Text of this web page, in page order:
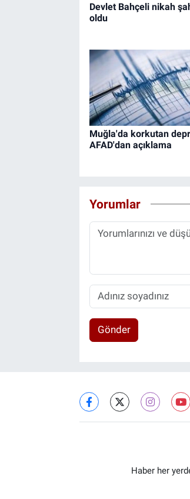
Devlet Bahçeli nikah
oldu
Muğla'da korkutan
AFAD'dan açıklama
Yorumlar
Gönder
Haber her